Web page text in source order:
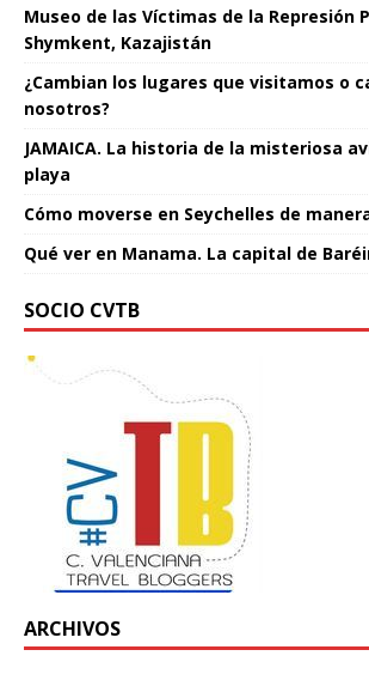
Museo de las Víctimas de la Represión
Shymkent, Kazajistán
¿Cambian los lugares que visitamos o
nosotros?
JAMAICA. La historia de la misteriosa
playa
Cómo moverse en Seychelles de
Qué ver en Manama. La capital de
SOCIO CVTB
ARCHIVOS